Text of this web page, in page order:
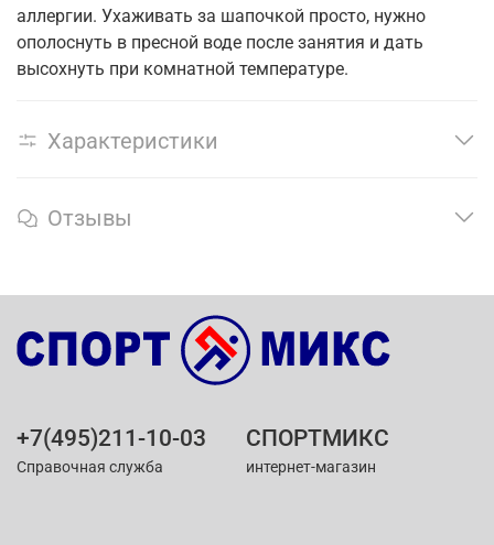
аллергии. Ухаживать за шапочкой просто, нужно
ополоснуть в пресной воде после занятия и дать
высохнуть при комнатной температуре.
Характеристики
Отзывы
+7(495)211-10-03
Справочная служба
СПОРТМИКС
интернет-магазин